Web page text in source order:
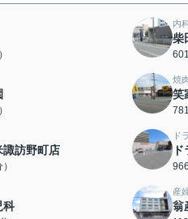
内
柴
焼
笑
諏訪野町店
ド
科
産
翁